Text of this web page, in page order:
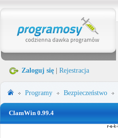
Zaloguj się Rejestracja
Programy Bezpieczeństwo
ClamWin 0.99.4